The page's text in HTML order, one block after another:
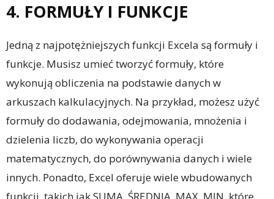
4. FORMUŁY I FUNKCJE
Jedną z najpotężniejszych funkcji Excela są formuły i
funkcje. Musisz umieć tworzyć formuły, które
wykonują obliczenia na podstawie danych w
arkuszach kalkulacyjnych. Na przykład, możesz użyć
formuły do dodawania, odejmowania, mnożenia i
dzielenia liczb, do wykonywania operacji
matematycznych, do porównywania danych i wiele
innych. Ponadto, Excel oferuje wiele wbudowanych